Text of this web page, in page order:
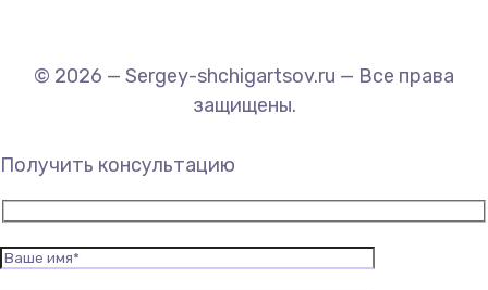
© 2026 — Sergey-shchigartsov.ru — Все права
защищены.
Получить консультацию